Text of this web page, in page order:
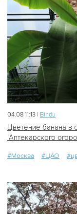
04.08 11:13 | Bindu
Цветение банана в
"Аптекарского
#Москва #ЦАО